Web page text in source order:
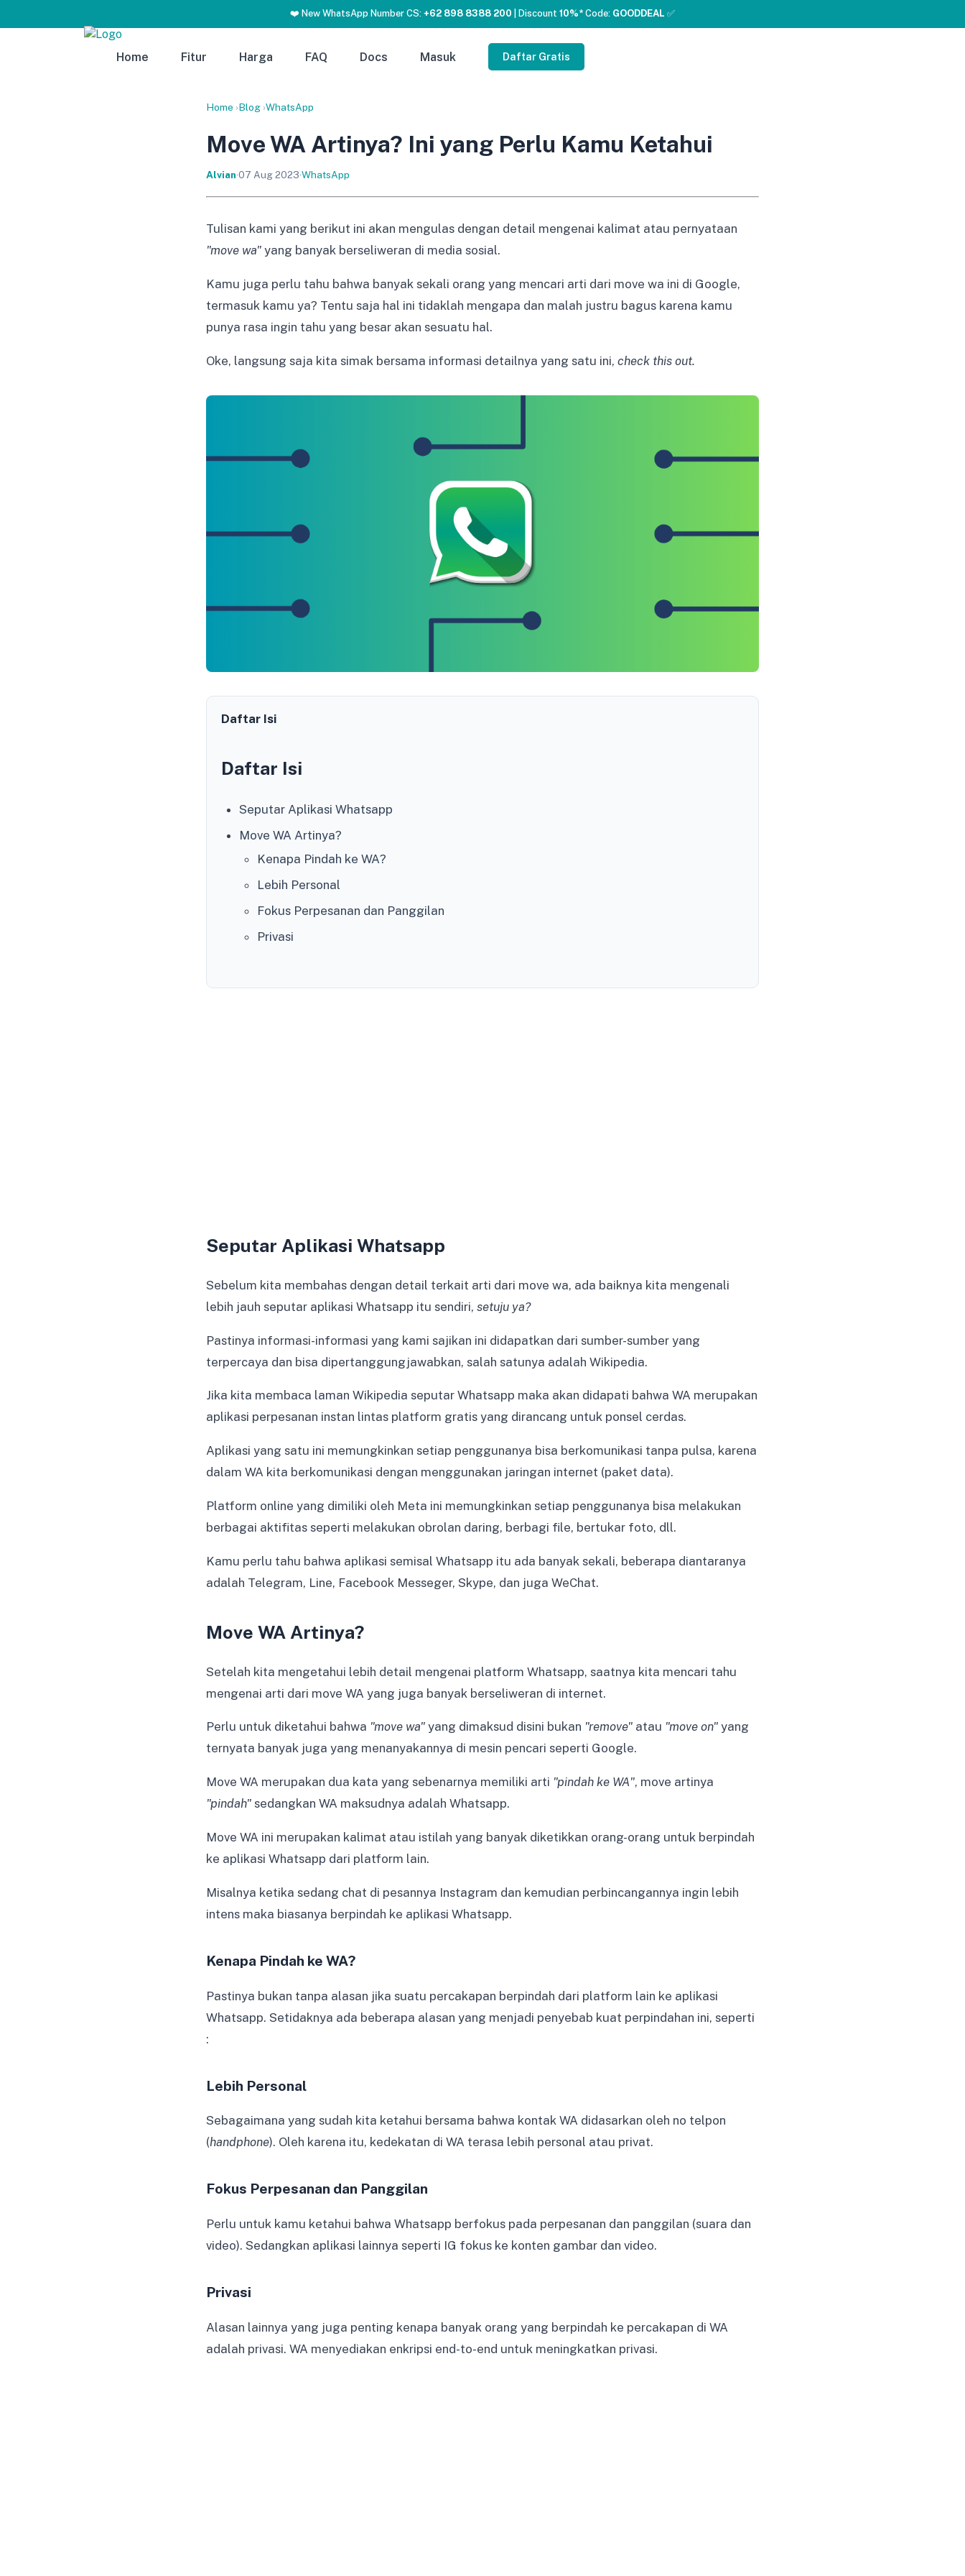
❤️ New WhatsApp Number CS: +62 898 8388 200 | Discount 10%* Code: GOODDEAL ✅
Home Fitur Harga FAQ Docs Masuk Daftar Gratis
Home ›Blog ›WhatsApp
Move WA Artinya? Ini yang Perlu Kamu Ketahui
Alvian·07 Aug 2023·WhatsApp
Tulisan kami yang berikut ini akan mengulas dengan detail mengenai kalimat atau pernyataan
"move wa" yang banyak berseliweran di media sosial.
Kamu juga perlu tahu bahwa banyak sekali orang yang mencari arti dari move wa ini di Google,
termasuk kamu ya? Tentu saja hal ini tidaklah mengapa dan malah justru bagus karena kamu
punya rasa ingin tahu yang besar akan sesuatu hal.
Oke, langsung saja kita simak bersama informasi detailnya yang satu ini, check this out.
Daftar Isi
Daftar Isi
Seputar Aplikasi Whatsapp
Move WA Artinya?
Kenapa Pindah ke WA?
Lebih Personal
Fokus Perpesanan dan Panggilan
Privasi
Seputar Aplikasi Whatsapp
Sebelum kita membahas dengan detail terkait arti dari move wa, ada baiknya kita mengenali
lebih jauh seputar aplikasi Whatsapp itu sendiri, setuju ya?
Pastinya informasi-informasi yang kami sajikan ini didapatkan dari sumber-sumber yang
terpercaya dan bisa dipertanggungjawabkan, salah satunya adalah Wikipedia.
Jika kita membaca laman Wikipedia seputar Whatsapp maka akan didapati bahwa WA merupakan
aplikasi perpesanan instan lintas platform gratis yang dirancang untuk ponsel cerdas.
Aplikasi yang satu ini memungkinkan setiap penggunanya bisa berkomunikasi tanpa pulsa, karena
dalam WA kita berkomunikasi dengan menggunakan jaringan internet (paket data).
Platform online yang dimiliki oleh Meta ini memungkinkan setiap penggunanya bisa melakukan
berbagai aktifitas seperti melakukan obrolan daring, berbagi file, bertukar foto, dll.
Kamu perlu tahu bahwa aplikasi semisal Whatsapp itu ada banyak sekali, beberapa diantaranya
adalah Telegram, Line, Facebook Messeger, Skype, dan juga WeChat.
Move WA Artinya?
Setelah kita mengetahui lebih detail mengenai platform Whatsapp, saatnya kita mencari tahu
mengenai arti dari move WA yang juga banyak berseliweran di internet.
Perlu untuk diketahui bahwa "move wa" yang dimaksud disini bukan "remove" atau "move on" yang
ternyata banyak juga yang menanyakannya di mesin pencari seperti Google.
Move WA merupakan dua kata yang sebenarnya memiliki arti "pindah ke WA", move artinya
"pindah" sedangkan WA maksudnya adalah Whatsapp.
Move WA ini merupakan kalimat atau istilah yang banyak diketikkan orang-orang untuk berpindah
ke aplikasi Whatsapp dari platform lain.
Misalnya ketika sedang chat di pesannya Instagram dan kemudian perbincangannya ingin lebih
intens maka biasanya berpindah ke aplikasi Whatsapp.
Kenapa Pindah ke WA?
Pastinya bukan tanpa alasan jika suatu percakapan berpindah dari platform lain ke aplikasi
Whatsapp. Setidaknya ada beberapa alasan yang menjadi penyebab kuat perpindahan ini, seperti
:
Lebih Personal
Sebagaimana yang sudah kita ketahui bersama bahwa kontak WA didasarkan oleh no telpon
(handphone). Oleh karena itu, kedekatan di WA terasa lebih personal atau privat.
Fokus Perpesanan dan Panggilan
Perlu untuk kamu ketahui bahwa Whatsapp berfokus pada perpesanan dan panggilan (suara dan
video). Sedangkan aplikasi lainnya seperti IG fokus ke konten gambar dan video.
Privasi
Alasan lainnya yang juga penting kenapa banyak orang yang berpindah ke percakapan di WA
adalah privasi. WA menyediakan enkripsi end-to-end untuk meningkatkan privasi.